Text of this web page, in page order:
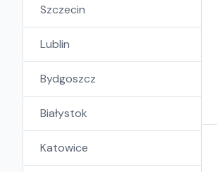
Szczecin
Lublin
Bydgoszcz
Białystok
Katowice